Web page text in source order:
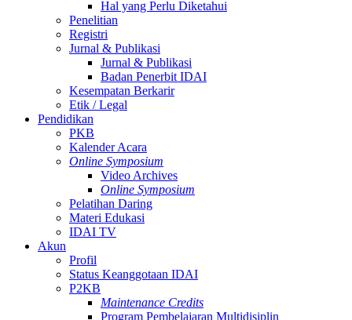
Hal yang Perlu Diketahui
Penelitian
Registri
Jurnal & Publikasi
Jurnal & Publikasi
Badan Penerbit IDAI
Kesempatan Berkarir
Etik / Legal
Pendidikan
PKB
Kalender Acara
Online Symposium
Video Archives
Online Symposium
Pelatihan Daring
Materi Edukasi
IDAI TV
Akun
Profil
Status Keanggotaan IDAI
P2KB
Maintenance Credits
Program Pembelajaran Multidisiplin